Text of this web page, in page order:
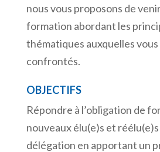
nous vous proposons de
formation abordant les
thématiques auxquelles
confrontés.
OBJECTIFS
Répondre à l’obligation de
nouveaux élu(e)s et
délégation en apportant un